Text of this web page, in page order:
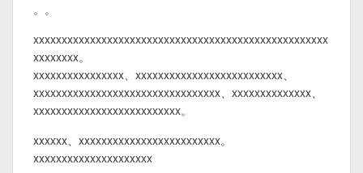
。。
xxxxxxxxxxxxxxxxxxxxxxxxxxxxxxxxxxxxxxxxxxxxxxxxxxxx
xxxxxxxx。
xxxxxxxxxxxxxxxx、xxxxxxxxxxxxxxxxxxxxxxxxxx、
xxxxxxxxxxxxxxxxxxxxxxxxxxxxxxxxx、xxxxxxxxxxxxxx、
xxxxxxxxxxxxxxxxxxxxxxxxxx。
xxxxxx、xxxxxxxxxxxxxxxxxxxxxxxxx。
xxxxxxxxxxxxxxxxxxxxx